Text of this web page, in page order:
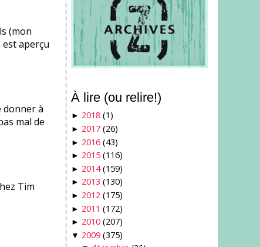
(mon
est aperçu
donner à
mal de
Tim
À lire (ou relire!)
► 2018 (1)
► 2017 (26)
► 2016 (43)
► 2015 (116)
► 2014 (159)
► 2013 (130)
► 2012 (175)
► 2011 (172)
► 2010 (207)
▼ 2009 (375)